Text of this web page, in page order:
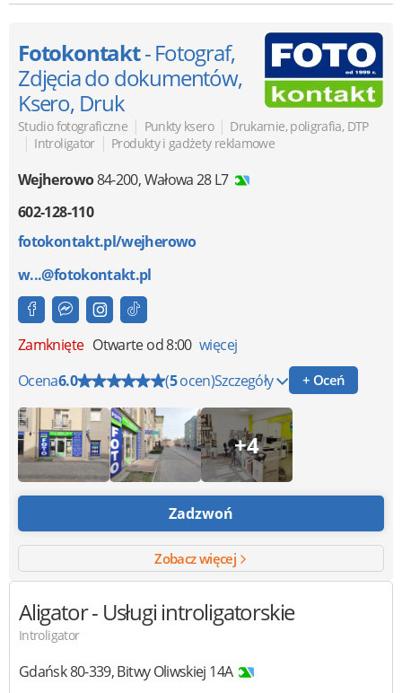
Fotokontakt- Fotograf,
Zdjęcia do dokumentów,
Ksero, Druk
Studio fotograficzne | Punkty ksero | Drukarnie, poligrafia, DTP
| Introligator | Produkty i gadżety reklamowe
Wejherowo84-200,Wałowa 28 L7
602-128-110
fotokontakt.pl/wejherowo
w...@fotokontakt.pl
Zamknięte Otwarte od 8:00 więcej
Ocena6.0 (5ocen)Szczegóły + Oceń
+4
Zadzwoń
Zobacz więcej
Aligator - Usługi introligatorskie
Introligator
Gdańsk80-339,Bitwy Oliwskiej 14A